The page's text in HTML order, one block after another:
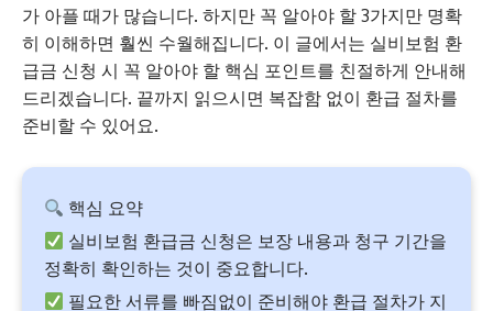
가 아플 때가 많습니다. 하지만 꼭 알아야 할 3가지만 명확
히 이해하면 훨씬 수월해집니다. 이 글에서는 실비보험 환
급금 신청 시 꼭 알아야 할 핵심 포인트를 친절하게 안내해
드리겠습니다. 끝까지 읽으시면 복잡함 없이 환급 절차를
준비할 수 있어요.
핵심 요약
실비보험 환급금 신청은 보장 내용과 청구 기간을
정확히 확인하는 것이 중요합니다.
필요한 서류를 빠짐없이 준비해야 환급 절차가 지